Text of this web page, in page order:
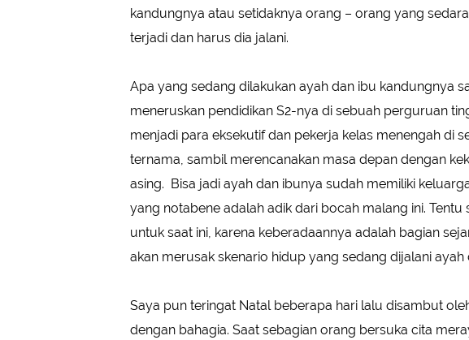
kandungnya atau setidaknya orang – orang yang
terjadi dan harus dia jalani.
Apa yang sedang dilakukan ayah dan ibu kandungnya
meneruskan pendidikan S2-nya di sebuah perguruan
menjadi para eksekutif dan pekerja kelas menengah di
ternama, sambil merencanakan masa depan dengan
asing. Bisa jadi ayah dan ibunya sudah memiliki
yang notabene adalah adik dari bocah malang ini. Tentu
untuk saat ini, karena keberadaannya adalah bagian
akan merusak skenario hidup yang sedang dijalani ayah
Saya pun teringat Natal beberapa hari lalu disambut
dengan bahagia. Saat sebagian orang bersuka cita